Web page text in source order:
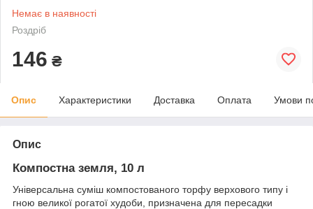
Немає в наявності
Роздріб
146 ₴
Опис Характеристики Доставка Оплата Умови
Опис
Компостна земля, 10 л
Універсальна суміш компостованого торфу верхового типу і
гною великої рогатої худоби, призначена для пересадки